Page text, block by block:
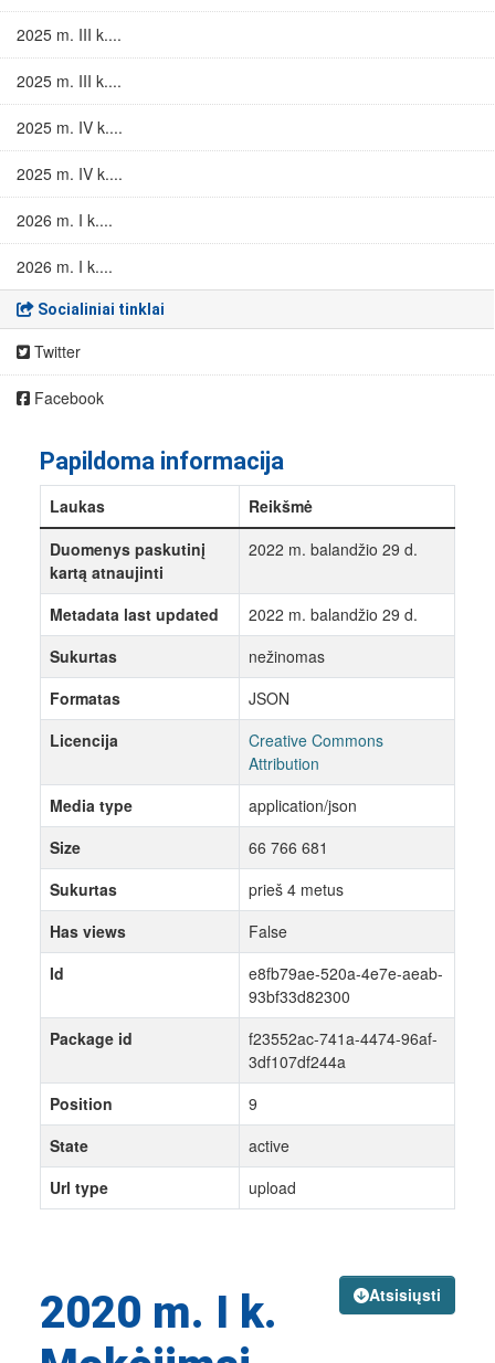
Atsisiųsti
2020 m. I k.
2025 m. III k....
2025 m. III k....
2025 m. IV k....
2025 m. IV k....
2026 m. I k....
2026 m. I k....
Socialiniai tinklai
Twitter
Facebook
Papildoma informacija
Laukas
Reikšmė
Duomenys paskutinį
kartą atnaujinti
2022 m. balandžio 29 d.
Metadata last updated
2022 m. balandžio 29 d.
Sukurtas
nežinomas
Formatas
JSON
Licencija
Creative Commons
Attribution
Media type
application/json
Size
66 766 681
Sukurtas
prieš 4 metus
Has views
False
Id
e8fb79ae-520a-4e7e-aeab-
93bf33d82300
Package id
f23552ac-741a-4474-96af-
3df107df244a
Position
9
State
active
Url type
upload